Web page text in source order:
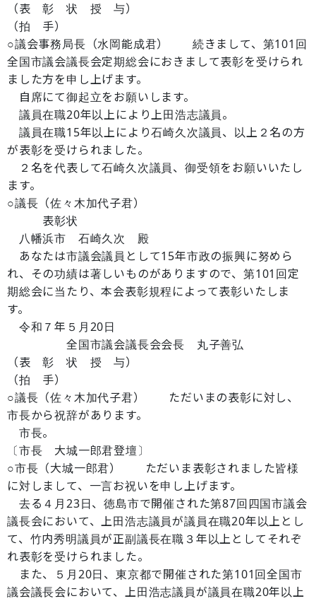
（表 彰 状 授 与）
（拍 手）
○議会事務局長（水岡能成君） 続きまして、第101回
全国市議会議長会定期総会におきまして表彰を受けられ
ました方を申し上げます。
自席にて御起立をお願いします。
議員在職20年以上により上田浩志議員。
議員在職15年以上により石崎久次議員、以上２名の方
が表彰を受けられました。
２名を代表して石崎久次議員、御受領をお願いいたし
ます。
○議長（佐々木加代子君）
表彰状
八幡浜市 石崎久次 殿
あなたは市議会議員として15年市政の振興に努めら
れ、その功績は著しいものがありますので、第101回定
期総会に当たり、本会表彰規程によって表彰いたしま
す。
令和７年５月20日
全国市議会議長会会長 丸子善弘
（表 彰 状 授 与）
（拍 手）
○議長（佐々木加代子君） ただいまの表彰に対し、
市長から祝辞があります。
市長。
〔市長 大城一郎君登壇〕
○市長（大城一郎君） ただいま表彰されました皆様
に対しまして、一言お祝いを申し上げます。
去る４月23日、徳島市で開催された第87回四国市議会
議長会において、上田浩志議員が議員在職20年以上とし
て、竹内秀明議員が正副議長在職３年以上としてそれぞ
れ表彰を受けられました。
また、５月20日、東京都で開催された第101回全国市
議会議長会において、上田浩志議員が議員在職20年以上